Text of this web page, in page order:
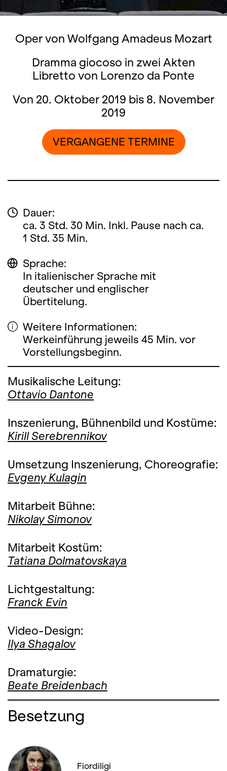
Oper von Wolfgang Amadeus Mozart
Dramma giocoso in zwei Akten
Libretto von Lorenzo da Ponte
Von 20. Oktober 2019 bis 8. November
2019
VERGANGENE TERMINE
Dauer:
ca. 3 Std. 30 Min. Inkl. Pause nach ca.
1 Std. 35 Min.
Sprache:
In italienischer Sprache mit
deutscher und englischer
Übertitelung.
Weitere Informationen:
Werkeinführung jeweils 45 Min. vor
Vorstellungsbeginn.
Musikalische Leitung:
Ottavio Dantone
Inszenierung, Bühnenbild und Kostüme:
Kirill Serebrennikov
Umsetzung Inszenierung, Choreografie:
Evgeny Kulagin
Mitarbeit Bühne:
Nikolay Simonov
Mitarbeit Kostüm:
Tatiana Dolmatovskaya
Lichtgestaltung:
Franck Evin
Video-Design:
Ilya Shagalov
Dramaturgie:
Beate Breidenbach
Besetzung
Fiordiligi